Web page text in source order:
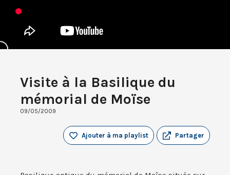
Visite à la Basilique du
mémorial de Moïse
09/05/2009
Partager
Ajouter à ma playlist